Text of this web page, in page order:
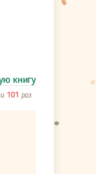
книгу
101 раз